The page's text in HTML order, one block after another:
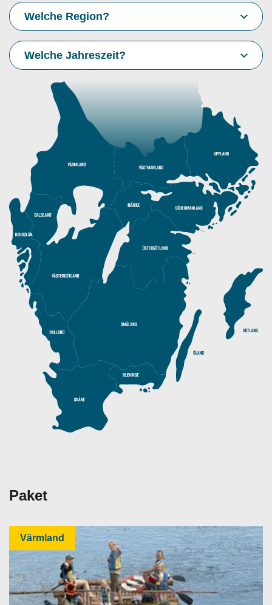
Welche Region?
Welche Jahreszeit?
Paket
Värmland